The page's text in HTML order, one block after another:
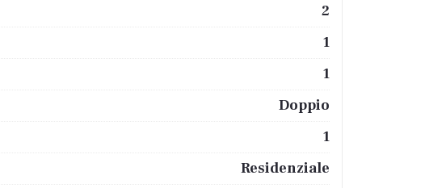
2
1
1
Doppio
1
Residenziale